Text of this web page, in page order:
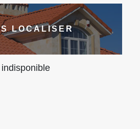
LOCALISER
indisponible